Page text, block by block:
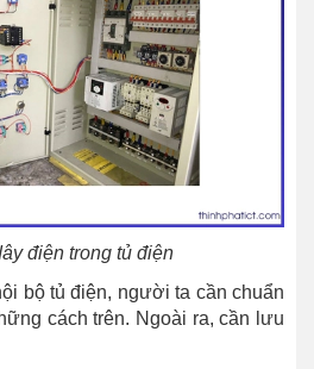
điện trong tủ điện
bộ tủ điện, người ta cần chuẩn
cách trên. Ngoài ra, cần lưu